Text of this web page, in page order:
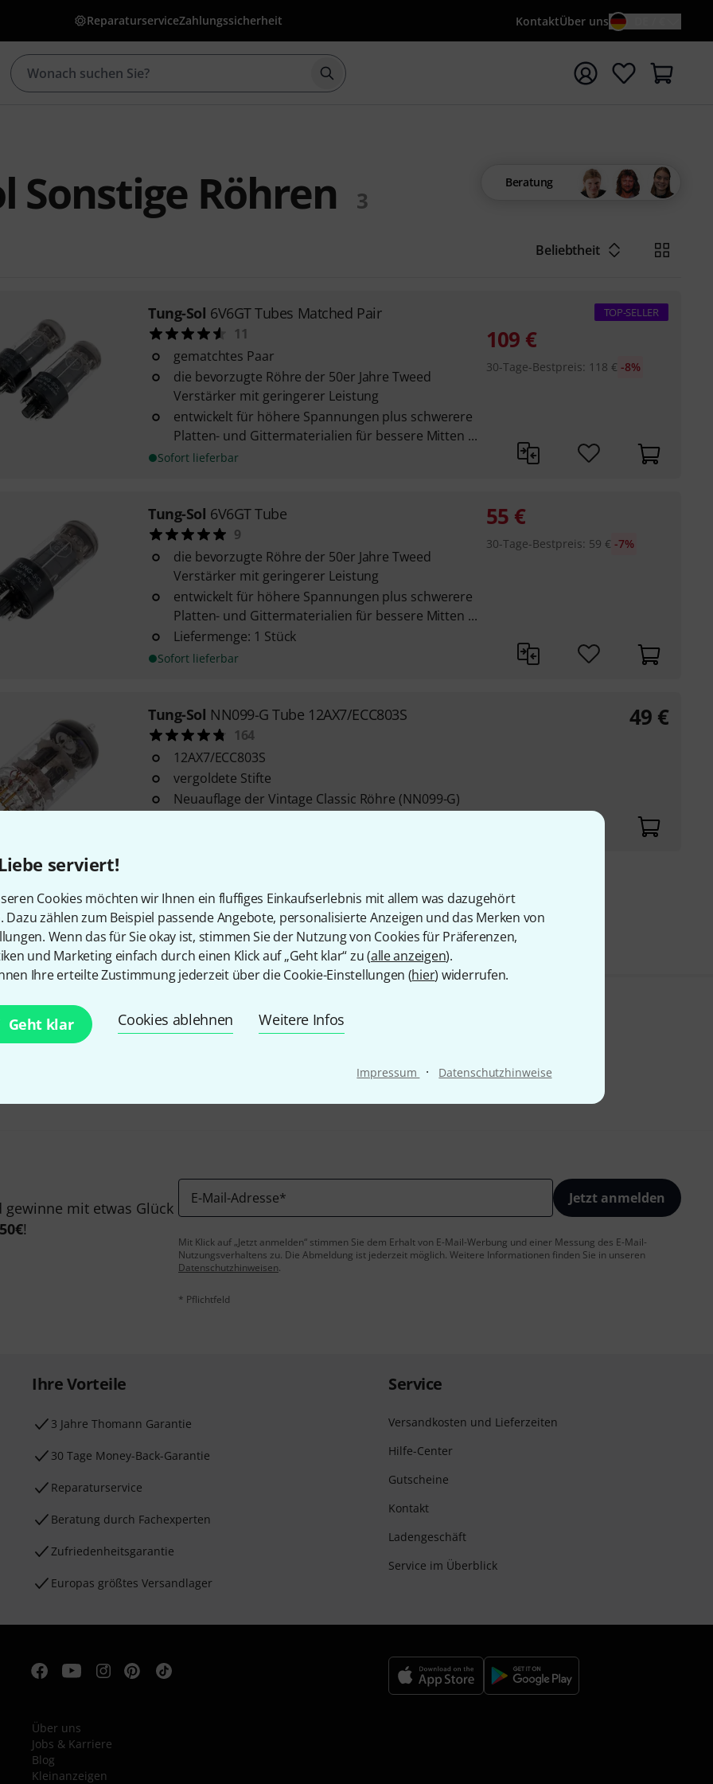
serviert!
Cookies möchten wir Ihnen ein fluffiges Einkaufserlebnis mit allem was dazugehört
Dazu zählen zum Beispiel passende Angebote, personalisierte Anzeigen und das Merken von
Wenn das für Sie okay ist, stimmen Sie der Nutzung von Cookies für Präferenzen,
und Marketing einfach durch einen Klick auf „Geht klar“ zu (alle anzeigen).
Ihre erteilte Zustimmung jederzeit über die Cookie-Einstellungen (hier) widerrufen.
Geht klar Cookies ablehnen Weitere Infos
Impressum · Datenschutzhinweise
ReparaturserviceZahlungssicherheit KontaktÜber uns
Suche mit Suchwort {searchTerm} starten
Sonstige Röhren 3
Beratung
Beliebtheit
Tung-Sol 6V6GT Tubes Matched Pair
11
gematchtes Paar
die bevorzugte Röhre der 50er Jahre Tweed
Verstärker mit geringerer Leistung
entwickelt für höhere Spannungen plus schwerere
Platten- und Gittermaterialien für bessere Mitten ...
Sofort lieferbar
TOP-SELLER
109 €
30-Tage-Bestpreis: 118 € -8%
Tung-Sol 6V6GT Tube
9
die bevorzugte Röhre der 50er Jahre Tweed
Verstärker mit geringerer Leistung
entwickelt für höhere Spannungen plus schwerere
Platten- und Gittermaterialien für bessere Mitten ...
Liefermenge: 1 Stück
Sofort lieferbar
55 €
30-Tage-Bestpreis: 59 € -7%
Tung-Sol NN099-G Tube 12AX7/ECC803S
164
12AX7/ECC803S
vergoldete Stifte
Neuauflage der Vintage Classic Röhre (NN099-G)
49 €
Kostenloser Versand ab 29 €
Alle Preise inkl. MwSt.
Gefällt Ihnen, was Sie sehen?
mit etwas Glück
50€!
E-Mail-Adresse* Jetzt anmelden
Mit Klick auf „Jetzt anmelden“ stimmen Sie dem Erhalt von E-Mail-Werbung und einer Messung des E-Mail-
Nutzungsverhaltens zu. Die Abmeldung ist jederzeit möglich. Weitere Informationen finden Sie in unseren
Datenschutzhinweisen.
* Pflichtfeld
Ihre Vorteile
3 Jahre Thomann Garantie
30 Tage Money-Back-Garantie
Reparaturservice
Beratung durch Fachexperten
Zufriedenheitsgarantie
Europas größtes Versandlager
Service
Versandkosten und Lieferzeiten
Hilfe-Center
Gutscheine
Kontakt
Ladengeschäft
Service im Überblick
Über uns
Jobs & Karriere
Blog
Kleinanzeigen